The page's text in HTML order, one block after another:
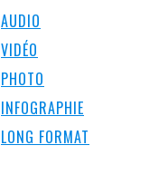
AUDIO
VIDÉO
PHOTO
INFOGRAPHIE
LONG FORMAT